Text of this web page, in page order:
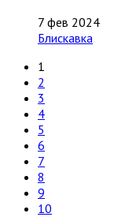
7 фев 2024
Блискавка
1
2
3
4
5
6
7
8
9
10